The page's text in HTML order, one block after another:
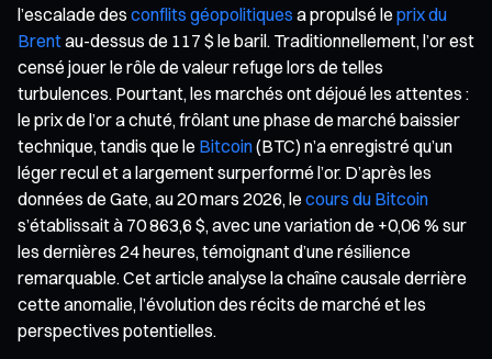
l’escalade des conflits géopolitiques a propulsé le prix du
Brentau-dessus de 117 $ le baril. Traditionnellement, l’or est
censé jouer le rôle de valeur refuge lors de telles
turbulences. Pourtant, les marchés ont déjoué les attentes :
le prix de l’or a chuté, frôlant une phase de marché baissier
technique, tandis que le Bitcoin(BTC) n’a enregistré qu’un
léger recul et a largement surperformé l’or. D’après les
données de Gate, au 20 mars 2026, le cours du Bitcoin
s’établissait à 70 863,6 $, avec une variation de +0,06 % sur
les dernières 24 heures, témoignant d’une résilience
remarquable. Cet article analyse la chaîne causale derrière
cette anomalie, l’évolution des récits de marché et les
perspectives potentielles.